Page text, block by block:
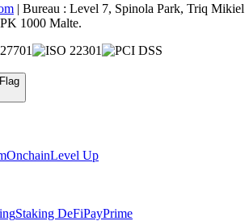
| Bureau : Level 7, Spinola Park, Triq Mikiel
1000 Malte.
OnchainLevel Up
Staking DeFiPayPrime